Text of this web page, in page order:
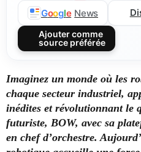
Google News
Ajouter comme
source préférée
Imaginez un monde où les
chaque secteur industriel,
inédites et révolutionnant le
futuriste, BOW, avec sa
en chef d’orchestre.